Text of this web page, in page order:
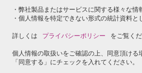
・弊社製品またはサービスに関する様々な
・個人情報を特定できない形式の統計資料
詳しくは プライバシーポリシー をご覧くだ
個人情報の取扱いをご確認の上、同意頂ける
「同意する」にチェックを入れてください。